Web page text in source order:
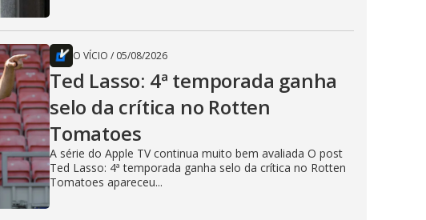
O VÍCIO / 05/08/2026
Ted Lasso: 4ª temporada ganha
selo da crítica no Rotten
Tomatoes
A série do Apple TV continua muito bem avaliada O post
Ted Lasso: 4ª temporada ganha selo da crítica no Rotten
Tomatoes apareceu...